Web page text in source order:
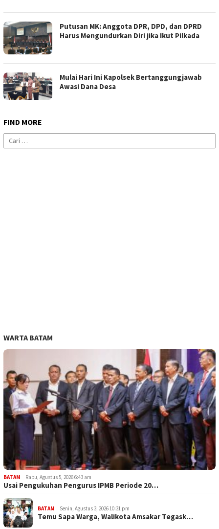
Putusan MK: Anggota DPR, DPD, dan DPRD
Harus Mengundurkan Diri jika Ikut Pilkada
Mulai Hari Ini Kapolsek Bertanggungjawab
Awasi Dana Desa
FIND MORE
Cari
untuk:
WARTA BATAM
BATAM Rabu, Agustus 5, 2026 6:43 am
Usai Pengukuhan Pengurus IPMB Periode 20…
BATAM Senin, Agustus 3, 2026 10:31 pm
Temu Sapa Warga, Walikota Amsakar Tegask…